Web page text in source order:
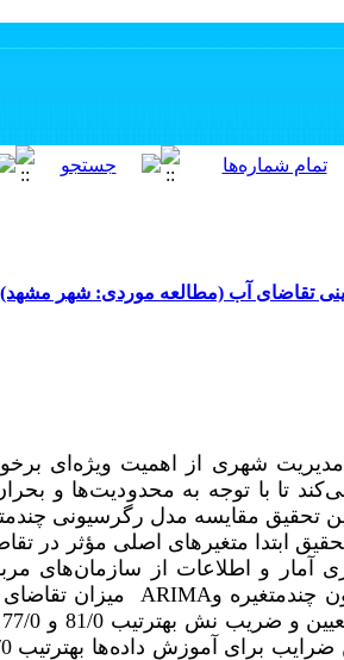
شهری از اهمیت ویژه‌ای
تا با توجه به محدودیت‌ها و
تحقیق مقایسه مدل رگرسیونی
ابتدا متغیرهای اصلی مؤثر در
آمار و اطلاعات از سازمان‌های
چندمتغیره وARIMA
میزان